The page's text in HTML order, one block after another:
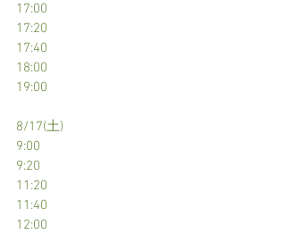
17:00
17:20
17:40
18:00
19:00
8/17(土)
9:00
9:20
11:20
11:40
12:00